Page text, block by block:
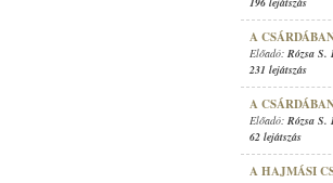
A
Előadó: Rózsa S.
231 lejátszás
A
Előadó: Rózsa S.
62 lejátszás
A HAJMÁSI